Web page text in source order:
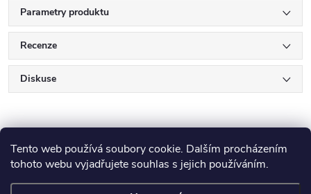
Tento web používá soubory cookie. Dalším procházením
tohoto webu vyjadřujete souhlas s jejich používáním.
Parametry produktu
Recenze
Diskuse